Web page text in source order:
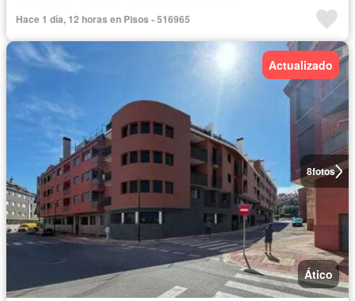
Hace 1 día, 12 horas en Pisos - 516965
8fotos
Actualizado
Ático